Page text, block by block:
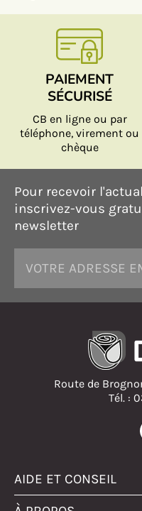
PAIEMENT
SÉCURISÉ
CB en ligne ou par
téléphone, virement ou
chèque
Pour recevoir
inscrivez-vous
newsletter
Route de
Tél. :
AIDE ET CONSEIL